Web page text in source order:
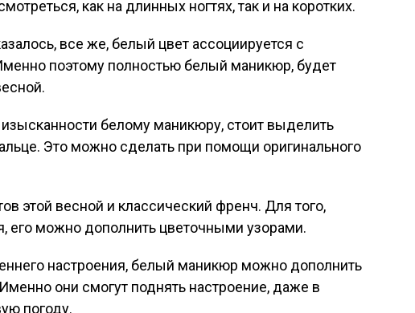
как на длинных ногтях, так и на коротких.
все же, белый цвет ассоциируется с
поэтому полностью белый маникюр, будет
белому маникюру, стоит выделить
Это можно сделать при помощи оригинального
этой весной и классический френч. Для того,
его можно дополнить цветочными узорами.
настроения, белый маникюр можно дополнить
они смогут поднять настроение, даже в
погоду.